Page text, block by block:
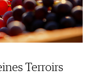
Terroirs